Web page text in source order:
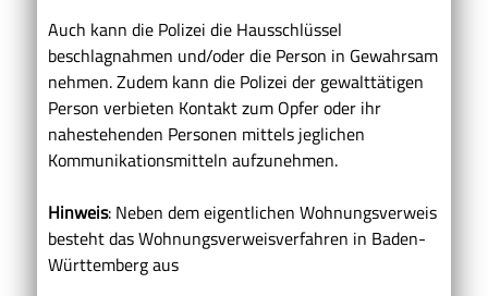
Auch kann die Polizei die Hausschlüssel
beschlagnahmen und/oder die Person in Gewahrsam
nehmen. Zudem kann die Polizei der gewalttätigen
Person verbieten Kontakt zum Opfer oder ihr
nahestehenden Personen mittels jeglichen
Kommunikationsmitteln aufzunehmen.
Hinweis: Neben dem eigentlichen Wohnungsverweis
besteht das Wohnungsverweisverfahren in Baden-
Württemberg aus